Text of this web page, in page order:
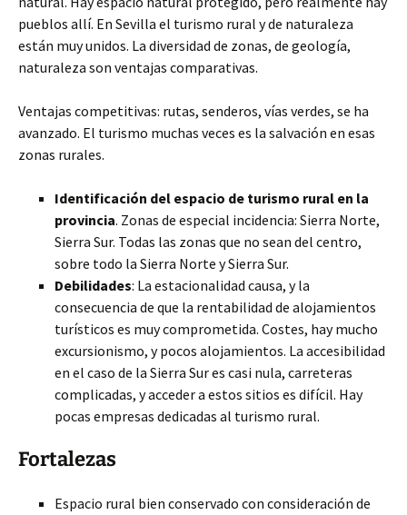
pueblos allí. En Sevilla el turismo rural y de naturaleza
están muy unidos. La diversidad de zonas, de geología,
naturaleza son ventajas comparativas.
Ventajas competitivas: rutas, senderos, vías verdes, se ha
avanzado. El turismo muchas veces es la salvación en esas
zonas rurales.
Identificación del espacio de turismo rural en la
provincia. Zonas de especial incidencia: Sierra Norte,
Sierra Sur. Todas las zonas que no sean del centro,
sobre todo la Sierra Norte y Sierra Sur.
Debilidades: La estacionalidad causa, y la
consecuencia de que la rentabilidad de alojamientos
turísticos es muy comprometida. Costes, hay mucho
excursionismo, y pocos alojamientos. La accesibilidad
en el caso de la Sierra Sur es casi nula, carreteras
complicadas, y acceder a estos sitios es difícil. Hay
pocas empresas dedicadas al turismo rural.
Fortalezas
Espacio rural bien conservado con consideración de